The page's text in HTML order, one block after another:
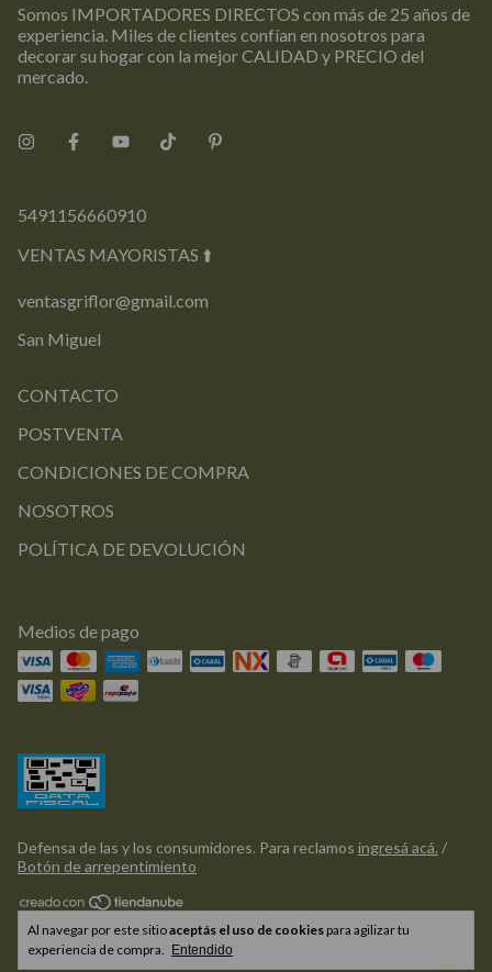
Al navegar por este sitioaceptás el uso de cookies para agilizar tu
experiencia de compra.
Entendido
Somos IMPORTADORES DIRECTOS con más de 25 años de
experiencia. Miles de clientes confían en nosotros para
decorar su hogar con la mejor CALIDAD y PRECIO del
mercado.
5491156660910
VENTAS MAYORISTAS ⬆️
ventasgriflor@gmail.com
San Miguel
CONTACTO
POSTVENTA
CONDICIONES DE COMPRA
NOSOTROS
POLÍTICA DE DEVOLUCIÓN
Medios de pago
Defensa de las y los consumidores. Para reclamos ingresá acá. /
Botón de arrepentimiento
Copyright Griflor Deco - 2026. Todos los derechos reservados.